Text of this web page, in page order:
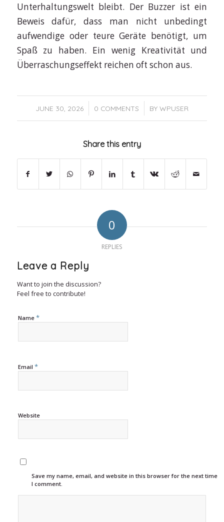
Unterhaltungswelt bleibt. Der Buzzer ist ein
Beweis dafür, dass man nicht unbedingt
aufwendige oder teure Geräte benötigt, um
Spaß zu haben. Ein wenig Kreativität und
Überraschungseffekt reichen oft schon aus.
JUNE 30, 2026
/ 0 COMMENTS
/ BY WPUSER
Share this entry
0
REPLIES
Leave a Reply
Want to join the discussion?
Feel free to contribute!
Name *
Email *
Website
Save my name, email, and website in this browser for the next time
I comment.